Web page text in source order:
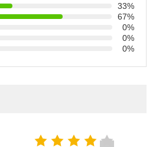
33%
67%
0%
0%
0%